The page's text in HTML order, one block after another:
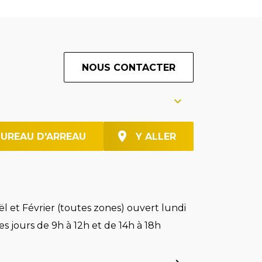
NOUS CONTACTER
D'ARREAU Y ALLER
et Février (toutes zones) ouvert lundi
jours de 9h à 12h et de 14h à 18h